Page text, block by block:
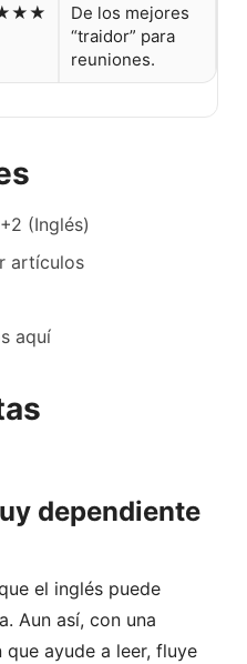
De los mejores
“traidor” para
reuniones.
(Inglés)
artículos
aquí
dependiente
el inglés puede
Aun así, con una
ayude a leer, fluye